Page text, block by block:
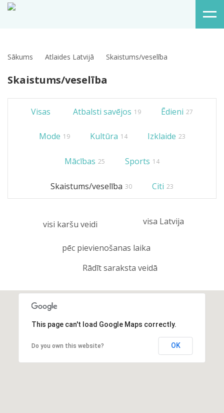
Sākums Atlaides Latvijā Skaistums/veselība
Skaistums/veselība
Visas Atbalsti savējos 19 Ēdieni 27
Mode 19 Kultūra 14 Izklaide 23
Mācības 25 Sports 14
Skaistums/veselība 30 Citi 23
visi karšu veidi visa Latvija
pēc pievienošanas laika
Rādīt saraksta veidā
This page can't load Google Maps correctly.
Do you own this website? OK